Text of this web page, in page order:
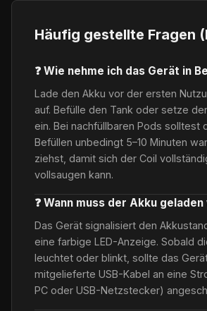
Häufig gestellte Fragen
❓ Wie nehme ich das Gerät in
Lade den Akku vor der ersten
auf. Befülle den Tank oder setze
ein. Bei nachfüllbaren Pods solltest
Befüllen unbedingt 5–10 Minuten
ziehst, damit sich der Coil
vollsaugen kann.
❓ Wann muss der Akku
Das Gerät signalisiert den
eine farbige LED-Anzeige. Sobald
leuchtet oder blinkt, sollte das
mitgelieferte USB-Kabel an eine
PC oder USB-Netzstecker)